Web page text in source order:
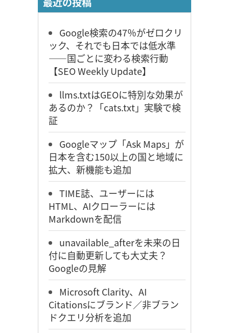
Google検索の47％がゼロクリ
ック、それでも日本では低水準
――国ごとに変わる検索行動
【SEO Weekly Update】
llms.txtはGEOに特別な効果が
あるのか？「cats.txt」実験で検
証
Googleマップ「Ask Maps」が
日本を含む150以上の国と地域に
拡大、新機能も追加
TIME誌、ユーザーには
HTML、AIクローラーには
Markdownを配信
unavailable_afterを未来の日
付に自動更新しても大丈夫？
Googleの見解
Microsoft Clarity、AI
Citationsにブランド／非ブラン
ドクエリ分析を追加